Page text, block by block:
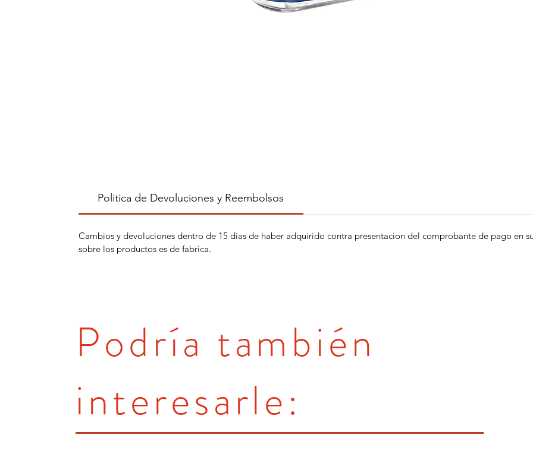
Politica de Devoluciones y Reembolsos
Cambios y devoluciones dentro de 15 dias de haber adquirido contra presentacion del comprobante de pago en
sobre los productos es de fabrica.
Podría también
interesarle: